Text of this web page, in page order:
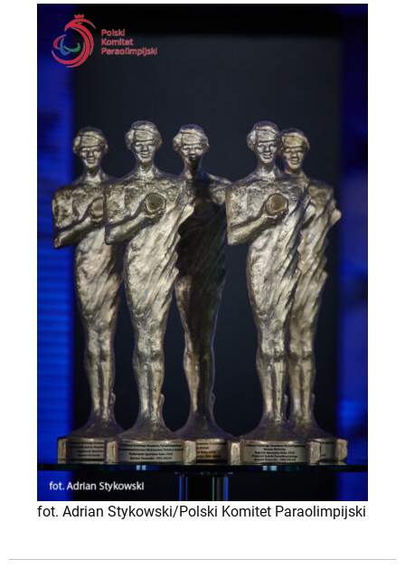
fot. Adrian Stykowski/Polski Komitet Paraolimpijski